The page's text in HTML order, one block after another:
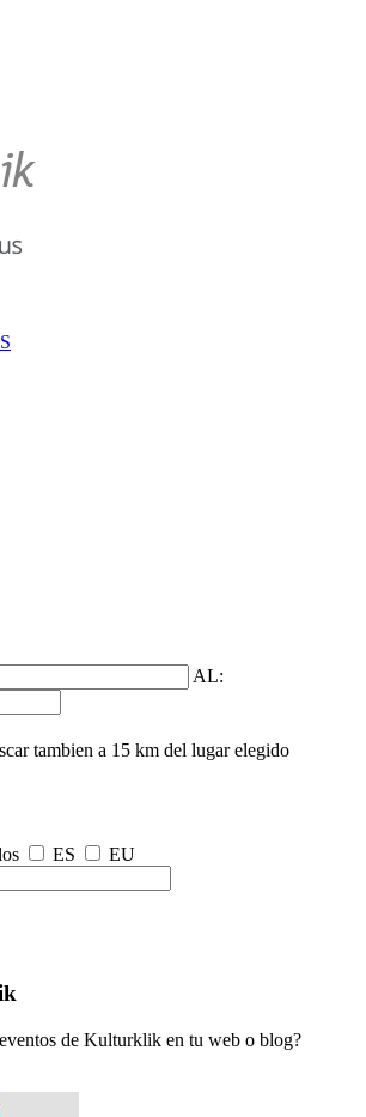
AL:
tambien a 15 km del lugar elegido
ES
EU
de Kulturklik en tu web o blog?